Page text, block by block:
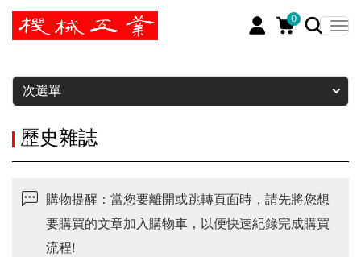
0
暫停
次選單
歷史雜誌
購物提醒：當您要離開或跳轉頁面時，請先將您想
要購買的文章加入購物車，以便快速紀錄完成購買
流程!